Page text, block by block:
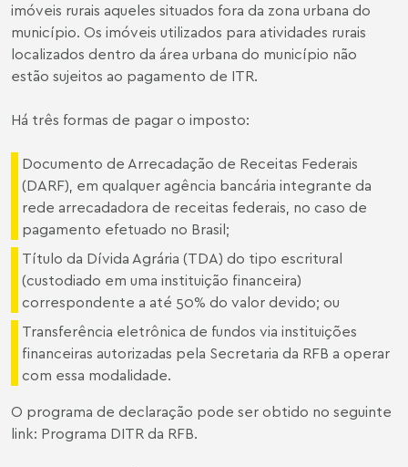
imóveis rurais aqueles situados fora da zona urbana do
município. Os imóveis utilizados para atividades rurais
localizados dentro da área urbana do município não
estão sujeitos ao pagamento de ITR.
Há três formas de pagar o imposto:
Documento de Arrecadação de Receitas Federais
(DARF), em qualquer agência bancária integrante da
rede arrecadadora de receitas federais, no caso de
pagamento efetuado no Brasil;
Título da Dívida Agrária (TDA) do tipo escritural
(custodiado em uma instituição financeira)
correspondente a até 50% do valor devido; ou
Transferência eletrônica de fundos via instituições
financeiras autorizadas pela Secretaria da RFB a operar
com essa modalidade.
O programa de declaração pode ser obtido no seguinte
link: Programa DITR da RFB.